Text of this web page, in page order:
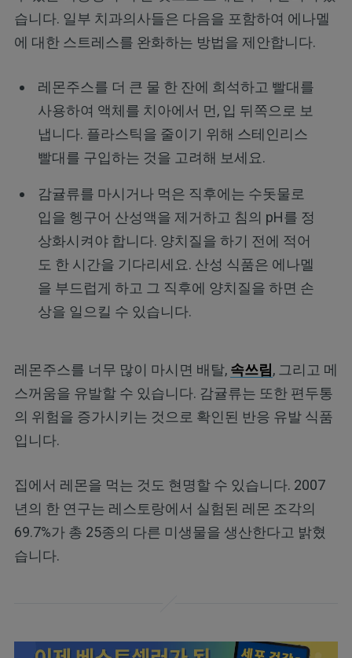
습니다. 일부 치과의사들은 다음을 포함하여 에나멜
에 대한 스트레스를 완화하는 방법을 제안합니다.
레몬주스를 더 큰 물 한 잔에 희석하고 빨대를
사용하여 액체를 치아에서 먼, 입 뒤쪽으로 보
냅니다. 플라스틱을 줄이기 위해 스테인리스
빨대를 구입하는 것을 고려해 보세요.
감귤류를 마시거나 먹은 직후에는 수돗물로
입을 헹구어 산성액을 제거하고 침의 pH를 정
상화시켜야 합니다. 양치질을 하기 전에 적어
도 한 시간을 기다리세요. 산성 식품은 에나멜
을 부드럽게 하고 그 직후에 양치질을 하면 손
상을 일으킬 수 있습니다.
레몬주스를 너무 많이 마시면 배탈, 속쓰림 , 그리고 메
스꺼움을 유발할 수 있습니다. 감귤류는 또한 편두통
의 위험을 증가시키는 것으로 확인된 반응 유발 식품
입니다.
집에서 레몬을 먹는 것도 현명할 수 있습니다. 2007
년의 한 연구는 레스토랑에서 실험된 레몬 조각의
69.7%가 총 25종의 다른 미생물을 생산한다고 밝혔
습니다.